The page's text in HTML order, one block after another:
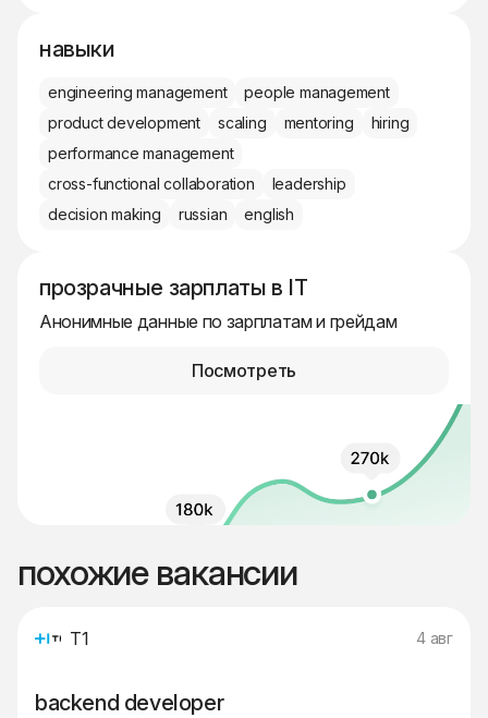
навыки
engineering management
people management
product development
scaling mentoring
hiring
performance management
cross-functional collaboration
leadership
decision making
russian english
прозрачные зарплаты в IT
Анонимные данные по зарплатам и грейдам
Посмотреть
похожие вакансии
Т1 4 авг
backend developer